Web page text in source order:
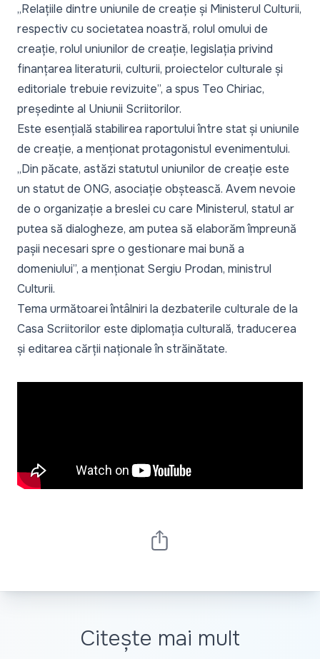
„Relațiile dintre uniunile de creație și Ministerul Culturii,
respectiv cu societatea noastră, rolul omului de
creație, rolul uniunilor de creație, legislația privind
finanțarea literaturii, culturii, proiectelor culturale și
editoriale trebuie revizuite”, a spus Teo Chiriac,
președinte al Uniunii Scriitorilor.
Este esențială stabilirea raportului între stat și uniunile
de creație, a menționat protagonistul evenimentului.
„Din păcate, astăzi statutul uniunilor de creație este
un statut de ONG, asociație obștească. Avem nevoie
de o organizație a breslei cu care Ministerul, statul ar
putea să dialogheze, am putea să elaborăm împreună
pașii necesari spre o gestionare mai bună a
domeniului”, a menționat Sergiu Prodan, ministrul
Culturii.
Tema următoarei întâlniri la dezbaterile culturale de la
Casa Scriitorilor este diplomația culturală, traducerea
și editarea cărții naționale în străinătate.
Citește mai mult